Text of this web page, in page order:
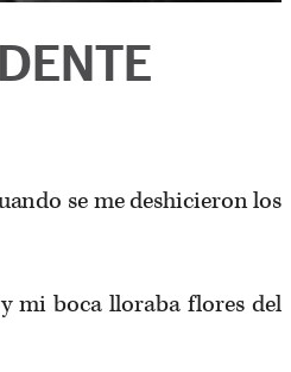
se me deshicieron los
mi boca lloraba flores del